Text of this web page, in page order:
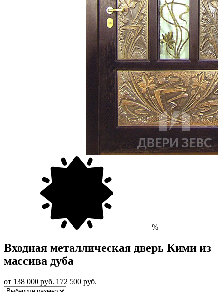
%
Входная металлическая дверь Кими из
массива дуба
от 138 000 руб. 172 500 руб.